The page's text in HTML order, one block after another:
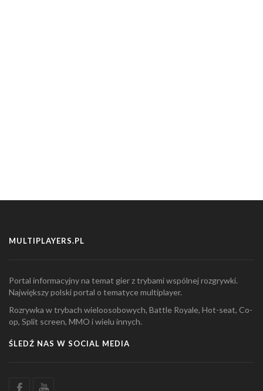
MULTIPLAYERS.PL
Portal informacyjny na temat gier z trybami wspólnej rozgrywki.
Największy polski portal o tematyce multiplayer.
Rozrywka w trybach wieloosobowych, Battle Royale, Hot-seat, Co-
op, Split screen, MMO i wielu innych.
ŚLEDŹ NAS W SOCIAL MEDIA